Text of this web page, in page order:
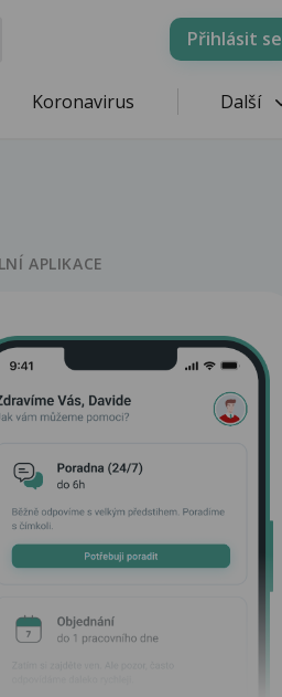
Přihlásit se
Koronavirus Další
APLIKACE